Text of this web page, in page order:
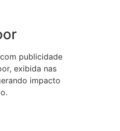
publicidade
exibida nas
impacto